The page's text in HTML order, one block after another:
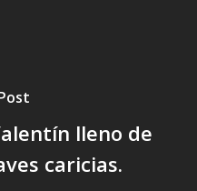
lleno de
caricias.